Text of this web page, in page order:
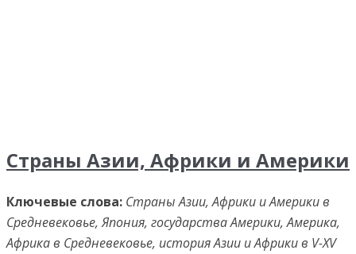
Страны Азии, Африки и Америки
Ключевые слова: Страны Азии, Африки и Америки в
Средневековье, Япония, государства Америки, Америка,
Африка в Средневековье, история Азии и Африки в V-XV